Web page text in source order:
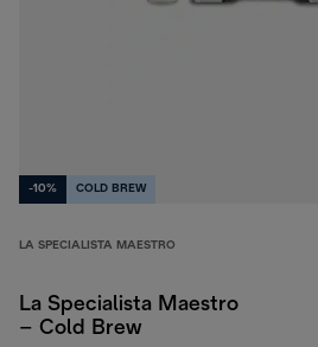
-10% COLD BREW
LA SPECIALISTA MAESTRO
La Specialista Maestro
– Cold Brew